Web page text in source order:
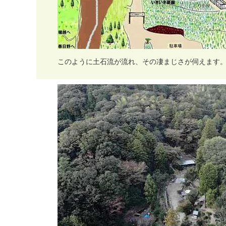
このよ う に土石流が流れ、 その凄ま じさが伺え ます